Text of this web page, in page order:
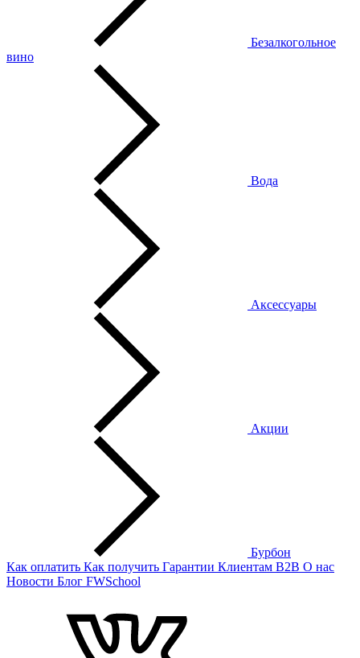
Безалкогольное
вино
Вода
Аксессуары
Акции
Бурбон
Как оплатить Как получить Гарантии Клиентам B2B О нас
Новости Блог FWSchool